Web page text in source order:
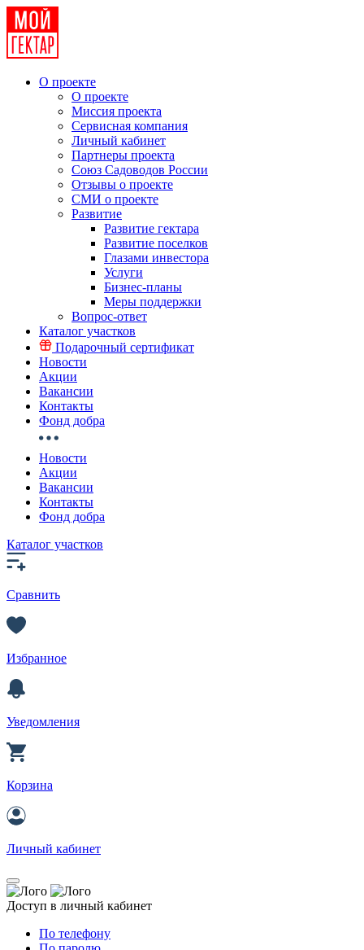
О проекте
О проекте
Миссия проекта
Сервисная компания
Личный кабинет
Партнеры проекта
Союз Садоводов России
Отзывы о проекте
СМИ о проекте
Развитие
Развитие гектара
Развитие поселков
Глазами инвестора
Услуги
Бизнес-планы
Меры поддержки
Вопрос-ответ
Каталог участков
Подарочный сертификат
Новости
Акции
Вакансии
Контакты
Фонд добра
Новости
Акции
Вакансии
Контакты
Фонд добра
Каталог участков
Сравнить
Избранное
Уведомления
Корзина
Личный кабинет
Доступ в личный кабинет
По телефону